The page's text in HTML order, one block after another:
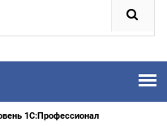
1С:Профессионал